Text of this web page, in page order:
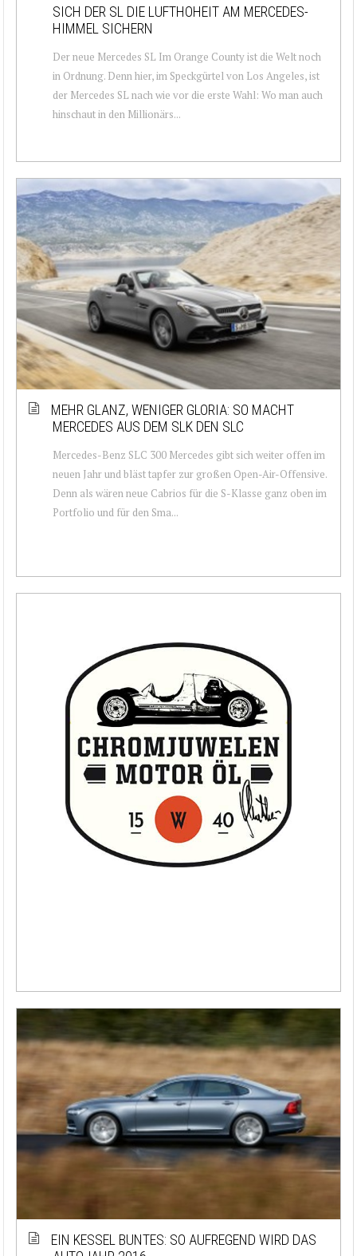
SICH DER SL DIE LUFTHOHEIT AM MERCEDES-
HIMMEL SICHERN
Der neue Mercedes SL Im Orange County ist die Welt noch
in Ordnung. Denn hier, im Speckgürtel von Los Angeles, ist
der Mercedes SL nach wie vor die erste Wahl: Wo man auch
hinschaut in den Millionärs...
MEHR GLANZ, WENIGER GLORIA: SO MACHT
MERCEDES AUS DEM SLK DEN SLC
Mercedes-Benz SLC 300 Mercedes gibt sich weiter offen im
neuen Jahr und bläst tapfer zur großen Open-Air-Offensive.
Denn als wären neue Cabrios für die S-Klasse ganz oben im
Portfolio und für den Sma...
EIN KESSEL BUNTES: SO AUFREGEND WIRD DAS